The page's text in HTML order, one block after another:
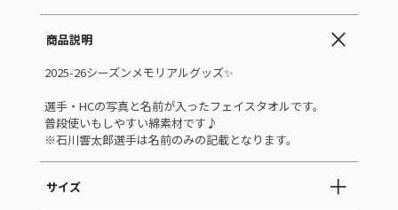
商品説明
2025-26シーズンメモリアルグッズ✨
選手・HCの写真と名前が入ったフェイスタオルです。
普段使いもしやすい綿素材です♪
※石川響太郎選手は名前のみの記載となります。
サイズ